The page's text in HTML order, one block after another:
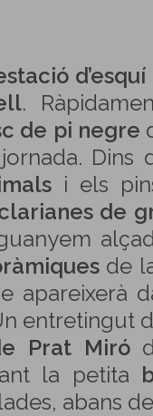
.
de pi negre
Dins
i els
de
de
apareixerà
entretingut
Prat Miró
la petita
abans